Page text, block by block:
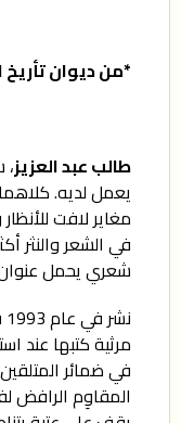
*من ديوان
طالب عبد العزيز
يعمل لديه.
مغاير لافت
في الشعر والنثر
شعري يحمل
نشر في عام 1993 قصيدته الشهيرة
مرثية كتبها عند
في ضمائر
المقاوِم الرافض